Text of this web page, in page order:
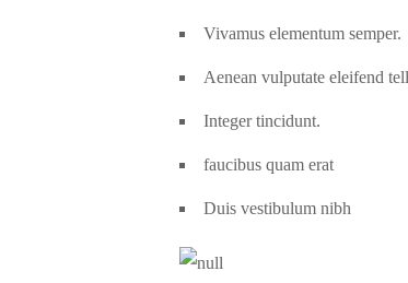
Vivamus elementum semper.
Aenean vulputate eleifend
Integer tincidunt.
faucibus quam erat
Duis vestibulum nibh